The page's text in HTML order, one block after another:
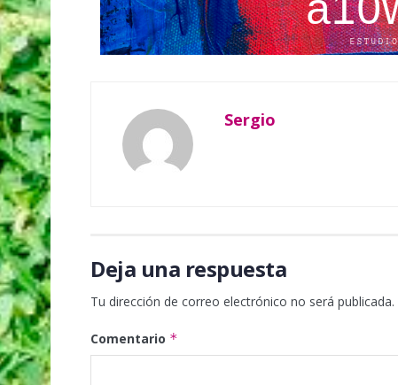
Sergio
Deja una respuesta
Tu dirección de correo electrónico no será publicada.
Comentario *